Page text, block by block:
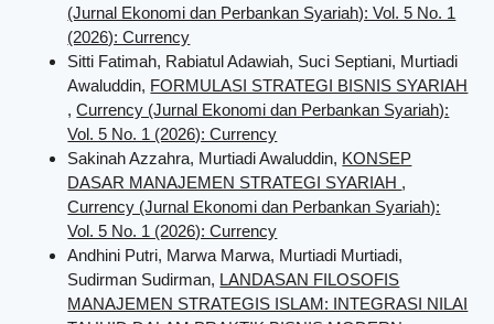
(Jurnal Ekonomi dan Perbankan Syariah): Vol. 5 No. 1
(2026): Currency
Sitti Fatimah, Rabiatul Adawiah, Suci Septiani, Murtiadi
Awaluddin, FORMULASI STRATEGI BISNIS SYARIAH
,Currency (Jurnal Ekonomi dan Perbankan Syariah):
Vol. 5 No. 1 (2026): Currency
Sakinah Azzahra, Murtiadi Awaluddin, KONSEP
DASAR MANAJEMEN STRATEGI SYARIAH ,
Currency (Jurnal Ekonomi dan Perbankan Syariah):
Vol. 5 No. 1 (2026): Currency
Andhini Putri, Marwa Marwa, Murtiadi Murtiadi,
Sudirman Sudirman, LANDASAN FILOSOFIS
MANAJEMEN STRATEGIS ISLAM: INTEGRASI NILAI